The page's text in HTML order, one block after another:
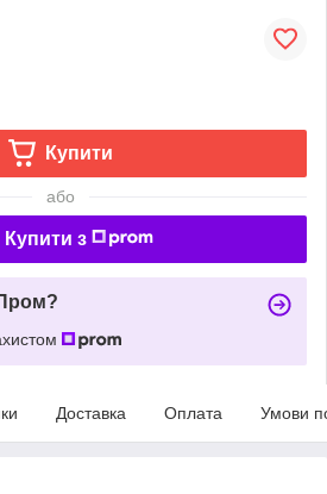
Купити
або
Купити з
Доставка Оплата Умови